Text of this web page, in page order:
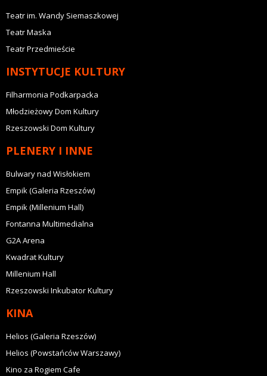
Teatr im. Wandy Siemaszkowej
Teatr Maska
Teatr Przedmieście
INSTYTUCJE KULTURY
Filharmonia Podkarpacka
Młodzieżowy Dom Kultury
Rzeszowski Dom Kultury
PLENERY I INNE
Bulwary nad Wisłokiem
Empik (Galeria Rzeszów)
Empik (Millenium Hall)
Fontanna Multimedialna
G2A Arena
Kwadrat Kultury
Millenium Hall
Rzeszowski Inkubator Kultury
KINA
Helios (Galeria Rzeszów)
Helios (Powstańców Warszawy)
Kino za Rogiem Cafe